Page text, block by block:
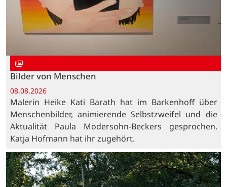
Bilder von Menschen
08.08.2026
Malerin Heike Kati Barath hat im Barkenhoff über
Menschenbilder, animierende Selbstzweifel und die
Aktualität Paula Modersohn-Beckers gesprochen.
Katja Hofmann hat ihr zugehört.